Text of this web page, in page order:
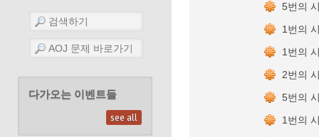
다가오는 이벤트들
see all
5번의
1번의
1번의
2번의
5번의
1번의